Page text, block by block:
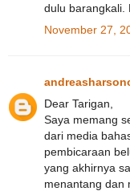
dulu barangkali.
November 27,
Dear Tarigan,
Saya memang
dari media
pembicaraan
yang akhirnya
menantang dan